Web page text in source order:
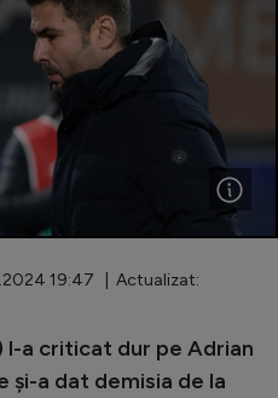
19:47 | Actualizat:
l-a criticat dur pe Adrian
și-a dat demisia de la